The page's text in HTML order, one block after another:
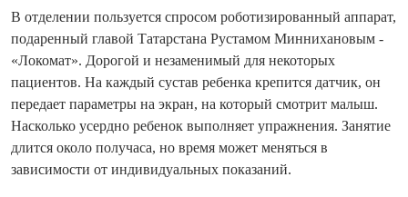
В отделении пользуется спросом роботизированный аппарат,
подаренный главой Татарстана Рустамом Миннихановым -
«Локомат». Дорогой и незаменимый для некоторых
пациентов. На каждый сустав ребенка крепится датчик, он
передает параметры на экран, на который смотрит малыш.
Насколько усердно ребенок выполняет упражнения. Занятие
длится около получаса, но время может меняться в
зависимости от индивидуальных показаний.